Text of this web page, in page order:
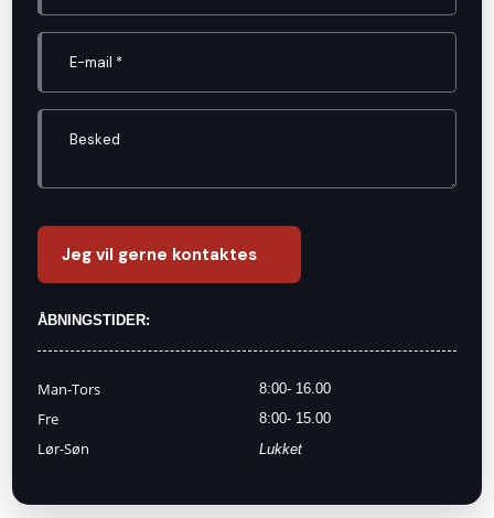
ÅBNINGSTIDER:
​Man-Tors​ 8:00- 16.00​
Fre​ 8:00- 15.00​
Lør-Søn Lukket